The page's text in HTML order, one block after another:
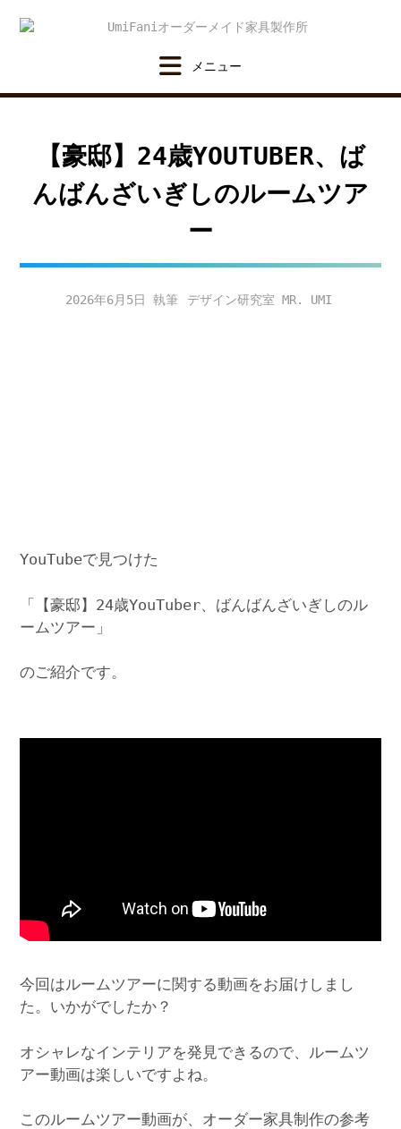
【豪邸】24歳YOUTUBER、ば
んばんざいぎしのルームツア
ー
2026年6月5日 デザイン研究室 MR. UMI
YouTubeで見つけた
「【豪邸】24歳YouTuber、ばんばんざいぎしのル
ームツアー」
のご紹介です。
今回はルームツアーに関する動画をお届けしまし
た。いかがでしたか？
オシャレなインテリアを発見できるので、ルームツ
アー動画は楽しいですよね。
このルームツアー動画が、オーダー家具制作の参考